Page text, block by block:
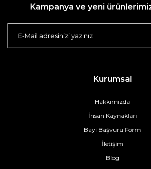
Kampanya ve yeni
Kurumsal
Hakkımızda
İnsan Kaynakları
Bayi Başvuru Form
İletişim
Blog